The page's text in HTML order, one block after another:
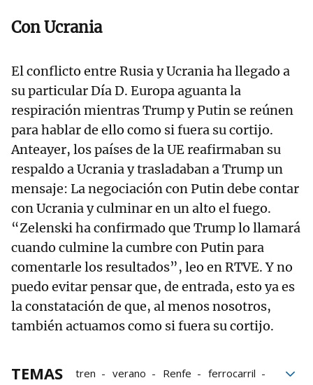
Con Ucrania
El conflicto entre Rusia y Ucrania ha llegado a
su particular Día D. Europa aguanta la
respiración mientras Trump y Putin se reúnen
para hablar de ello como si fuera su cortijo.
Anteayer, los países de la UE reafirmaban su
respaldo a Ucrania y trasladaban a Trump un
mensaje: La negociación con Putin debe contar
con Ucrania y culminar en un alto el fuego.
“Zelenski ha confirmado que Trump lo llamará
cuando culmine la cumbre con Putin para
comentarle los resultados”, leo en RTVE. Y no
puedo evitar pensar que, de entrada, esto ya es
la constatación de que, al menos nosotros,
también actuamos como si fuera su cortijo.
TEMAS tren verano Renfe
ferrocarril